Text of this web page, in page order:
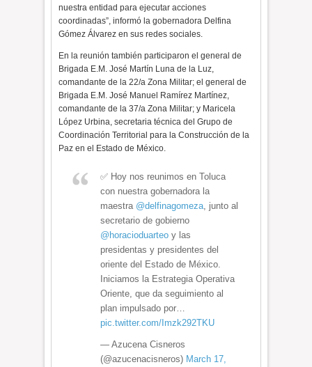
nuestra entidad para ejecutar acciones
coordinadas”, informó la gobernadora Delfina
Gómez Álvarez en sus redes sociales.
En la reunión también participaron el general de
Brigada E.M. José Martín Luna de la Luz,
comandante de la 22/a Zona Militar; el general de
Brigada E.M. José Manuel Ramírez Martínez,
comandante de la 37/a Zona Militar; y Maricela
López Urbina, secretaria técnica del Grupo de
Coordinación Territorial para la Construcción de la
Paz en el Estado de México.
✅ Hoy nos reunimos en Toluca
con nuestra gobernadora la
maestra @delfinagomeza, junto al
secretario de gobierno
@horacioduarteo y las
presidentas y presidentes del
oriente del Estado de México.
Iniciamos la Estrategia Operativa
Oriente, que da seguimiento al
plan impulsado por…
pic.twitter.com/Imzk292TKU
— Azucena Cisneros
(@azucenacisneros) March 17,